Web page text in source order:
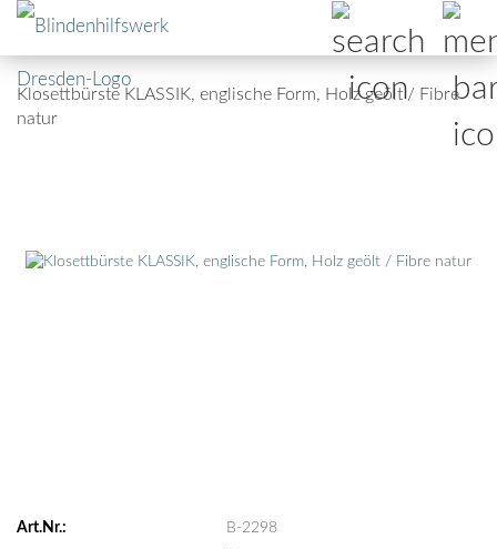
Klosettbürste KLASSIK, englische Form, Holz geölt / Fibre
natur
Art.Nr.: B-2298